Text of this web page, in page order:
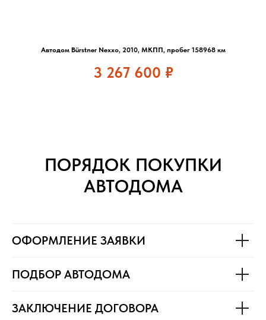
Автодом Bürstner Nexxo, 2010, МКПП, пробег 158968 км
3 267 600 ₽
ПОРЯДОК ПОКУПКИ
АВТОДОМА
ОФОРМЛЕНИЕ ЗАЯВКИ
ПОДБОР АВТОДОМА
ЗАКЛЮЧЕНИЕ ДОГОВОРА